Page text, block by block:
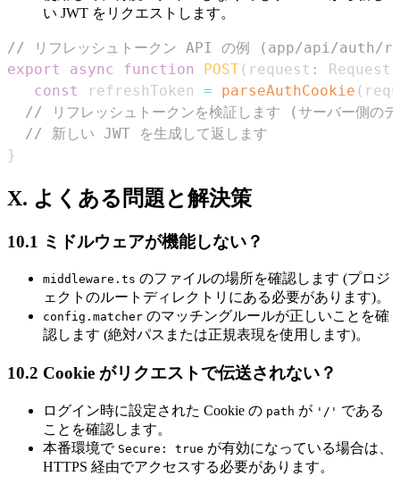
い JWT をリクエストします。
// リフレッシュトークン API の例 (app/api/
export
async function POST( request : Request
const
refreshToken = parseAuthCookie (
// リフレッシュトークンを検証します (サーバー側の
// 新しい JWT を生成して返します
}
X. よくある問題と解決策
10.1 ミドルウェアが機能しない？
middleware.ts のファイルの場所を確認します (プロジ
ェクトのルートディレクトリにある必要があります)。
config.matcher のマッチングルールが正しいことを確
認します (絶対パスまたは正規表現を使用します)。
10.2 Cookie がリクエストで伝送されない？
ログイン時に設定された Cookie の path が '/' である
ことを確認します。
本番環境で Secure: true が有効になっている場合は、
HTTPS 経由でアクセスする必要があります。